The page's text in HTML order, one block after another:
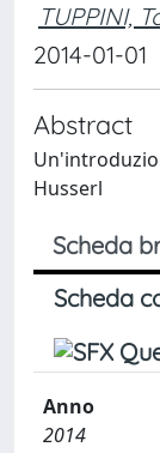
TUPPINI,
2014-01-01
Abstract
Husserl
Scheda
Scheda
Anno
2014